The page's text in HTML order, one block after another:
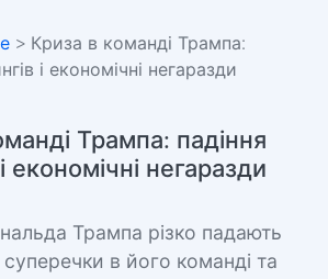
> Криза в команді Трампа:
і економічні негаразди
Трампа: падіння
економічні негаразди
Трампа різко падають
суперечки в його команді та